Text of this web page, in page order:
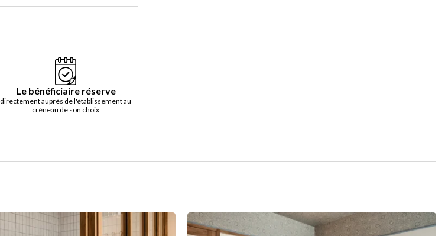
Le bénéficiaire réserve
directement auprès de l'établissement au
créneau de son choix